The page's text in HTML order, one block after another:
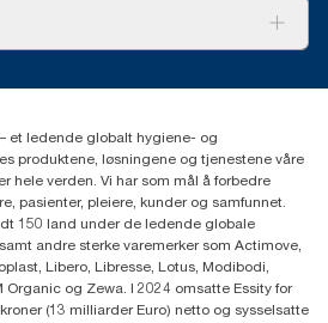
6et ledende globalt hygiene- og
produktene, løsningene og tjenestene våre
hele verden. Vi har som mål å forbedre
pasienter, pleiere, kunder og samfunnet.
150 land under de ledende globale
andre sterke varemerker som Actimove,
Libero, Libresse, Lotus, Modibodi,
Organic og Zewa. I 2024 omsatte Essity for
(13 milliarder Euro) netto og sysselsatte